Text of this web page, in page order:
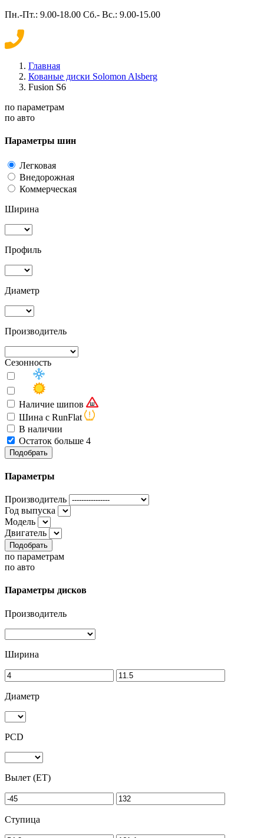
Пн.-Пт.: 9.00-18.00 Сб.- Вс.: 9.00-15.00
Главная
Кованые диски Solomon Alsberg
Fusion S6
по параметрам
по авто
Параметры шин
Легковая
Внедорожная
Коммерческая
Ширина
Профиль
Диаметр
Производитель
Сезонность
Наличие шипов
Шина с RunFlat
В наличии
Остаток больше 4
Подобрать
Параметры
Производитель
Год выпуска
Модель
Двигатель
Подобрать
по параметрам
по авто
Параметры дисков
Производитель
Ширина
Диаметр
PCD
Вылет (ET)
Ступица